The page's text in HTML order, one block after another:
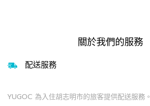
關於我們的服務
配送服務
YUGOC 為入住胡志明市的旅客提供配送服務。